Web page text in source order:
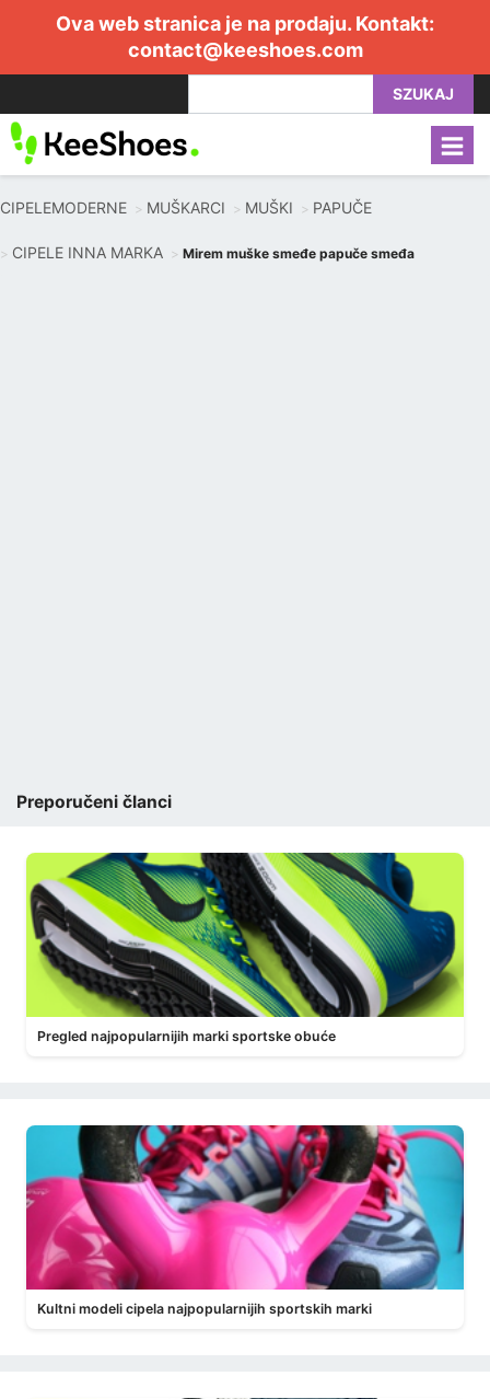
Ova web stranica je na prodaju. Kontakt:
contact@keeshoes.com
SZUKAJ
CIPELEMODERNE MUŠKARCI MUŠKI PAPUČE
CIPELE INNA MARKA Mirem muške smeđe papuče smeđa
Preporučeni članci
Pregled najpopularnijih marki sportske obuće
Kultni modeli cipela najpopularnijih sportskih marki